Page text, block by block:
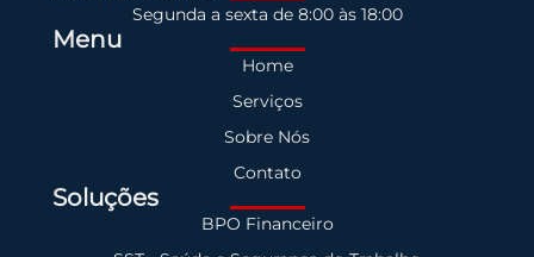
Segunda a sexta de 8:00 às 18:00
Menu
Home
Serviços
Sobre Nós
Contato
Soluções
BPO Financeiro